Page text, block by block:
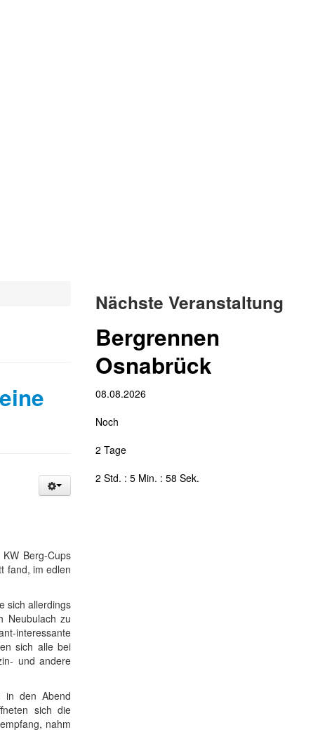
Berg-Cups
fand, im edlen
sich allerdings
Neubulach zu
interessante
sich alle bei
und andere
in den Abend
sich die
nahm
Nächste Veranstaltung
Bergrennen
Osnabrück
08.08.2026
Noch
2 Tage
2 Std. : 5 Min. : 57 Sek.